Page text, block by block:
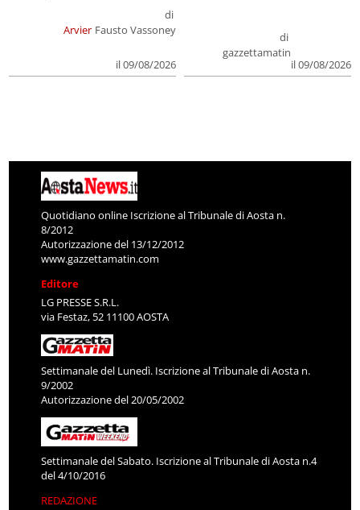
Arvier
di
Fausto Vassoney
il 09/08/2026
di
gazzettamatin
il 09/08/2026
Quotidiano online Iscrizione al Tribunale di Aosta n.
8/2012
Autorizzazione del 13/12/2012
www.gazzettamatin.com
Editore
LG PRESSE S.R.L.
via Festaz, 52 11100 AOSTA
Settimanale del Lunedì. Iscrizione al Tribunale di Aosta n.
9/2002
Autorizzazione del 20/05/2002
Settimanale del Sabato. Iscrizione al Tribunale di Aosta n.4
del 4/10/2016
REDAZIONE